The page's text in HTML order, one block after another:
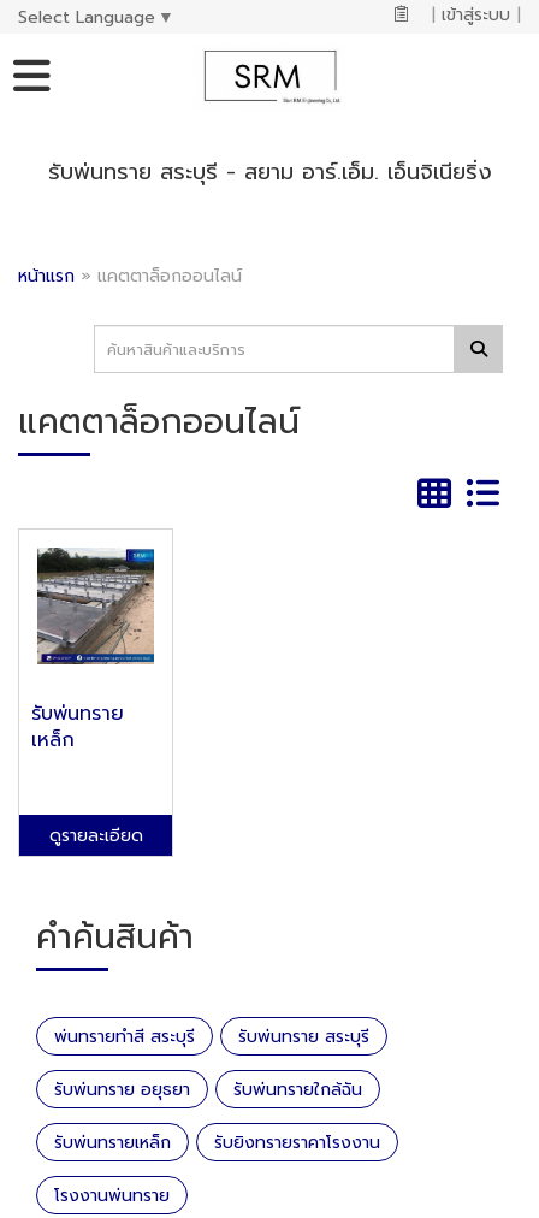
Select Language ▼ | เข้าสู่ระบบ |
รับพ่นทราย สระบุรี - สยาม อาร์.เอ็ม. เอ็นจิเนียริ่ง
หน้าแรก » แคตตาล็อกออนไลน์
แคตตาล็อกออนไลน์
รับพ่นทราย
เหล็ก
ดูรายละเอียด
คำค้นสินค้า
พ่นทรายทําสี สระบุรี รับพ่นทราย สระบุรี
รับพ่นทราย อยุธยา รับพ่นทรายใกล้ฉัน
รับพ่นทรายเหล็ก รับยิงทรายราคาโรงงาน
โรงงานพ่นทราย